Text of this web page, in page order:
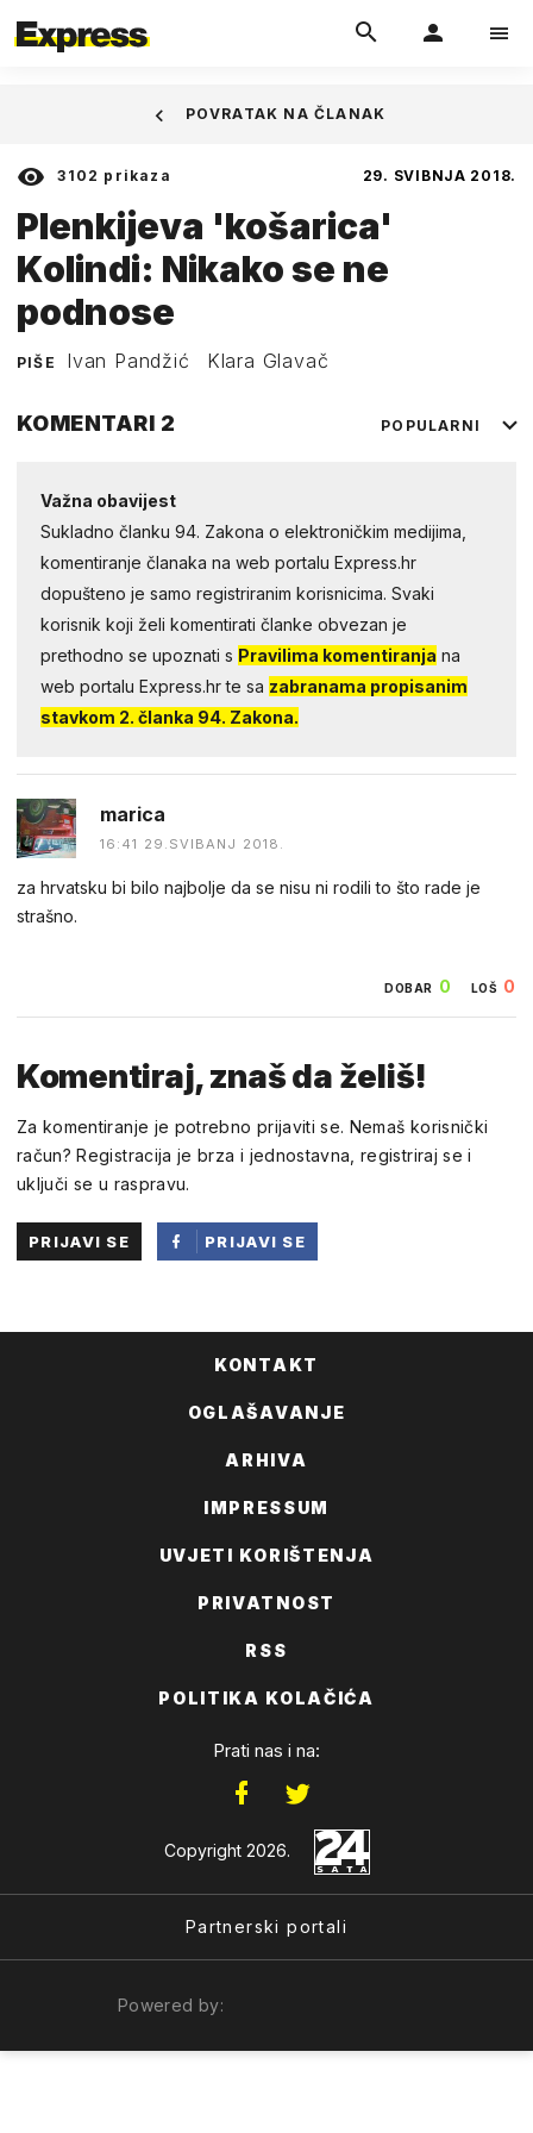
3102 prikaza 29. SVIBNJA 2018.
Plenkijeva 'košarica'
Kolindi: Nikako se ne
podnose
PIŠE Ivan Pandžić Klara Glavač
POVRATAK NA ČLANAK
KOMENTARI 2 POPULARNI
Važna obavijest
Sukladno članku 94. Zakona o elektroničkim medijima,
komentiranje članaka na web portalu Express.hr
dopušteno je samo registriranim korisnicima. Svaki
korisnik koji želi komentirati članke obvezan je
prethodno se upoznati s Pravilima komentiranja na
web portalu Express.hr te sa zabranama propisanim
stavkom 2. članka 94. Zakona.
marica
16:41 29.SVIBANJ 2018.
za hrvatsku bi bilo najbolje da se nisu ni rodili to što rade je
strašno.
DOBAR 0 LOŠ 0
Komentiraj, znaš da želiš!
Za komentiranje je potrebno prijaviti se. Nemaš korisnički
račun? Registracija je brza i jednostavna, registriraj se i
uključi se u raspravu.
PRIJAVI SE
PRIJAVI SE
KONTAKT
OGLAŠAVANJE
ARHIVA
IMPRESSUM
UVJETI KORIŠTENJA
PRIVATNOST
RSS
POLITIKA KOLAČIĆA
Prati nas i na:
Copyright 2026.
Partnerski portali
Powered by: